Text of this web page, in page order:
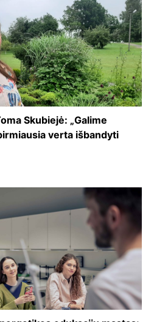
Skubiejė: „Galime
verta išbandyti